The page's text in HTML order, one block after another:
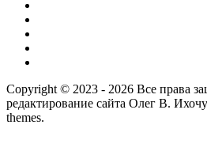
Copyright © 2023 - 2026 Все права
редактирование сайта Олег В.
themes.